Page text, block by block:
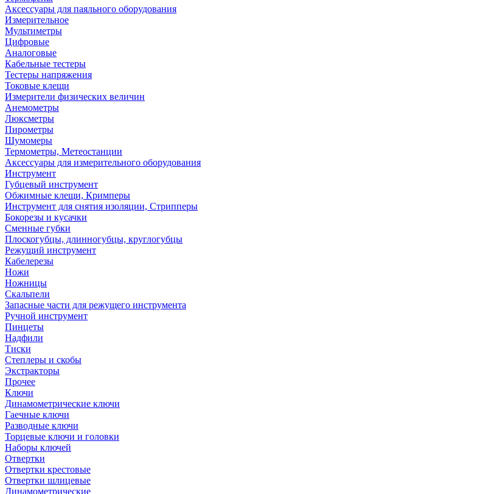
Аксессуары для паяльного оборудования
Измерительное
Мультиметры
Цифровые
Аналоговые
Кабельные тестеры
Тестеры напряжения
Токовые клещи
Измерители физических величин
Анемометры
Люксметры
Пирометры
Шумомеры
Термометры, Метеостанции
Аксессуары для измерительного оборудования
Инструмент
Губцевый инструмент
Обжимные клещи, Кримперы
Инструмент для снятия изоляции, Стрипперы
Бокорезы и кусачки
Сменные губки
Плоскогубцы, длинногубцы, круглогубцы
Режущий инструмент
Кабелерезы
Ножи
Ножницы
Скальпели
Запасные части для режущего инструмента
Ручной инструмент
Пинцеты
Надфили
Тиски
Степлеры и скобы
Экстракторы
Прочее
Ключи
Динамометрические ключи
Гаечные ключи
Разводные ключи
Торцевые ключи и головки
Наборы ключей
Отвертки
Отвертки крестовые
Отвертки шлицевые
Динамометрические